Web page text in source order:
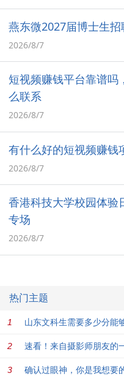
燕东微2027届博士生
2026/8/7
短视频赚钱平台靠谱吗
么联系
2026/8/7
有什么好的短视频赚钱
2026/8/7
香港科技大学校园体验
专场
2026/8/7
热门主题
山东文科生需要多少分能
速看！来自摄影师朋友的
确认过眼神，你是我想要